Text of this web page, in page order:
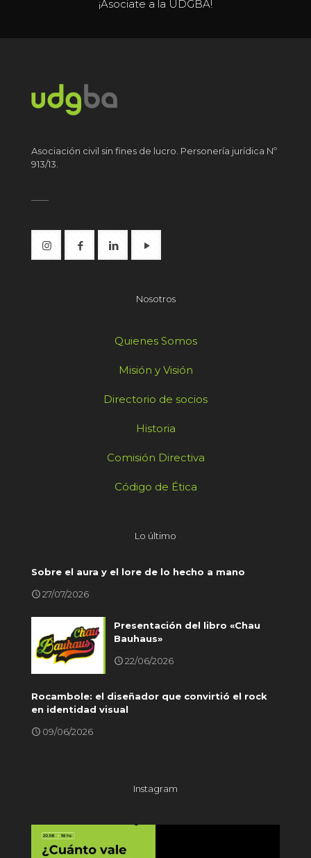
¡Asociate a la UDGBA!
Asociación civil sin fines de lucro. Personería jurídica Nº
913/13.
Nosotros
Quienes Somos
Misión y Visión
Directorio de socios
Historia
Comisión Directiva
Código de Ética
Lo último
Sobre el aura y el lore de lo hecho a mano
27/07/2026
Presentación del libro «Chau
Bauhaus»
22/06/2026
Rocambole: el diseñador que convirtió el rock
en identidad visual
09/06/2026
Instagram